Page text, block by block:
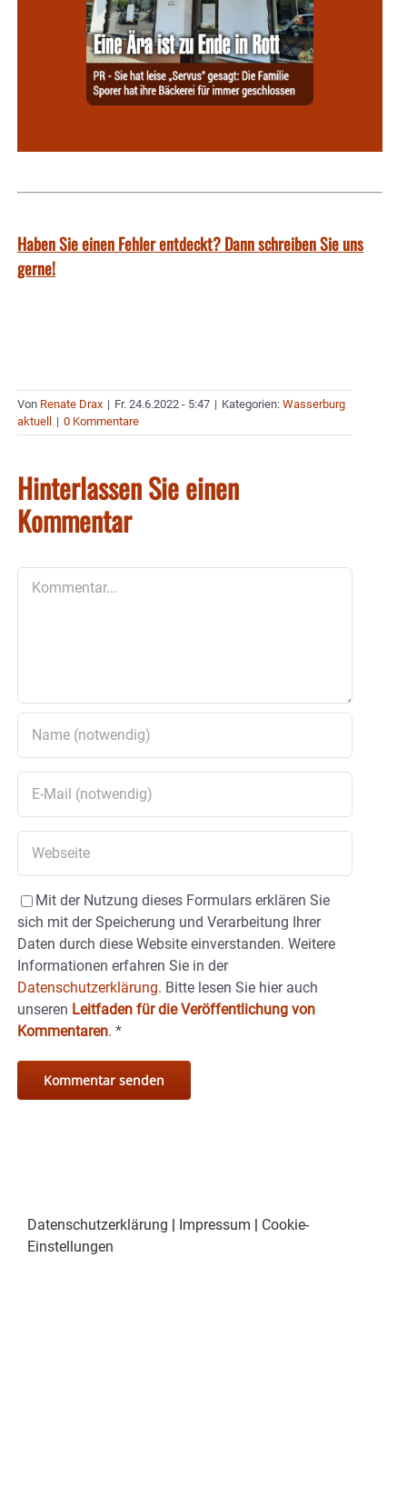
Haben Sie einen Fehler entdeckt? Dann schreiben Sie uns
gerne!
Von Renate Drax | Fr. 24.6.2022 - 5:47 | Kategorien: Wasserburg
aktuell
| 0 Kommentare
Hinterlassen Sie einen
Kommentar
Mit der Nutzung dieses Formulars erklären Sie
sich mit der Speicherung und Verarbeitung Ihrer
Daten durch diese Website einverstanden. Weitere
Informationen erfahren Sie in der
Datenschutzerklärung. Bitte lesen Sie hier auch
unseren Leitfaden für die Veröffentlichung von
Kommentaren. *
Datenschutzerklärung | Impressum | Cookie-
Einstellungen